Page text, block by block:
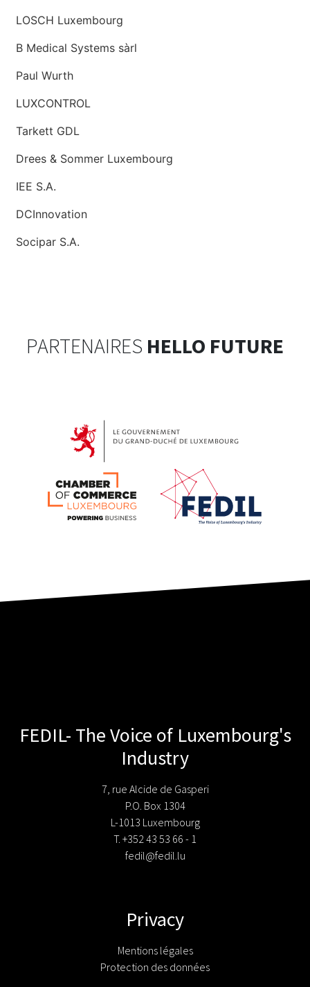
LOSCH Luxembourg
B Medical Systems sàrl
Paul Wurth
LUXCONTROL
Tarkett GDL
Drees & Sommer Luxembourg
IEE S.A.
DCInnovation
Socipar S.A.
PARTENAIRES HELLO FUTURE
FEDIL- The Voice of Luxembourg's
Industry
7, rue Alcide de Gasperi
P.O. Box 1304
L-1013 Luxembourg
T. +352 43 53 66 - 1
fedil@fedil.lu
Privacy
Mentions légales
Protection des données